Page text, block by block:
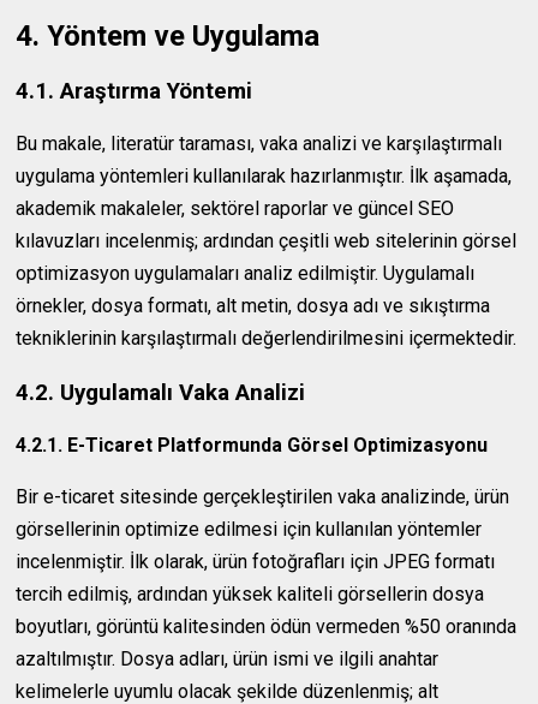
4. Yöntem ve Uygulama
4.1. Araştırma Yöntemi
Bu makale, literatür taraması, vaka analizi ve karşılaştırmalı
uygulama yöntemleri kullanılarak hazırlanmıştır. İlk aşamada,
akademik makaleler, sektörel raporlar ve güncel SEO
kılavuzları incelenmiş; ardından çeşitli web sitelerinin görsel
optimizasyon uygulamaları analiz edilmiştir. Uygulamalı
örnekler, dosya formatı, alt metin, dosya adı ve sıkıştırma
tekniklerinin karşılaştırmalı değerlendirilmesini içermektedir.
4.2. Uygulamalı Vaka Analizi
4.2.1. E-Ticaret Platformunda Görsel Optimizasyonu
Bir e-ticaret sitesinde gerçekleştirilen vaka analizinde, ürün
görsellerinin optimize edilmesi için kullanılan yöntemler
incelenmiştir. İlk olarak, ürün fotoğrafları için JPEG formatı
tercih edilmiş, ardından yüksek kaliteli görsellerin dosya
boyutları, görüntü kalitesinden ödün vermeden %50 oranında
azaltılmıştır. Dosya adları, ürün ismi ve ilgili anahtar
kelimelerle uyumlu olacak şekilde düzenlenmiş; alt